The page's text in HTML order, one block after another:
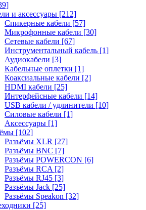
и аксессуары [212]
Спикерные кабели [57]
Микрофонные кабели [30]
Сетевые кабели [67]
Инструментальный кабель [1]
Аудиокабели [3]
Кабельные оплетки [1]
Коаксиальные кабели [2]
HDMI кабели [25]
Интерфейсные кабели [14]
USB кабели / удлинители [10]
Силовые кабели [1]
Аксессуары [1]
[102]
Разъёмы XLR [27]
Разъёмы BNC [7]
Разъёмы POWERCON [6]
Разъёмы RCA [2]
Разъёмы RJ45 [3]
Разъёмы Jack [25]
Разъёмы Speakon [32]
[25]